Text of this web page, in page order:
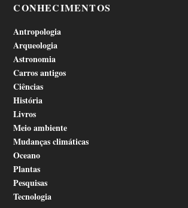
CONHECIMENTOS
Antropologia
Arqueologia
Astronomia
Carros antigos
Ciências
História
Livros
Meio ambiente
Mudanças climáticas
Oceano
Plantas
Pesquisas
Tecnologia